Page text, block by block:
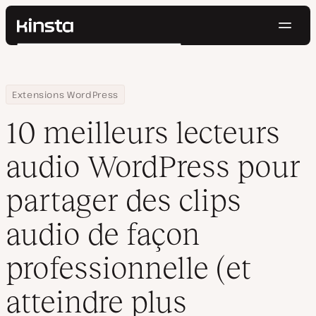
Kinsta®
Prix
Contact
Rechercher
Home
Centre de ressources
Blog
Extensions WordPress
10 meilleurs lecteurs audio WordPress pour partager des
10 meilleurs lecteurs
audio WordPress pour
partager des clips
audio de façon
professionnelle (et
atteindre plus